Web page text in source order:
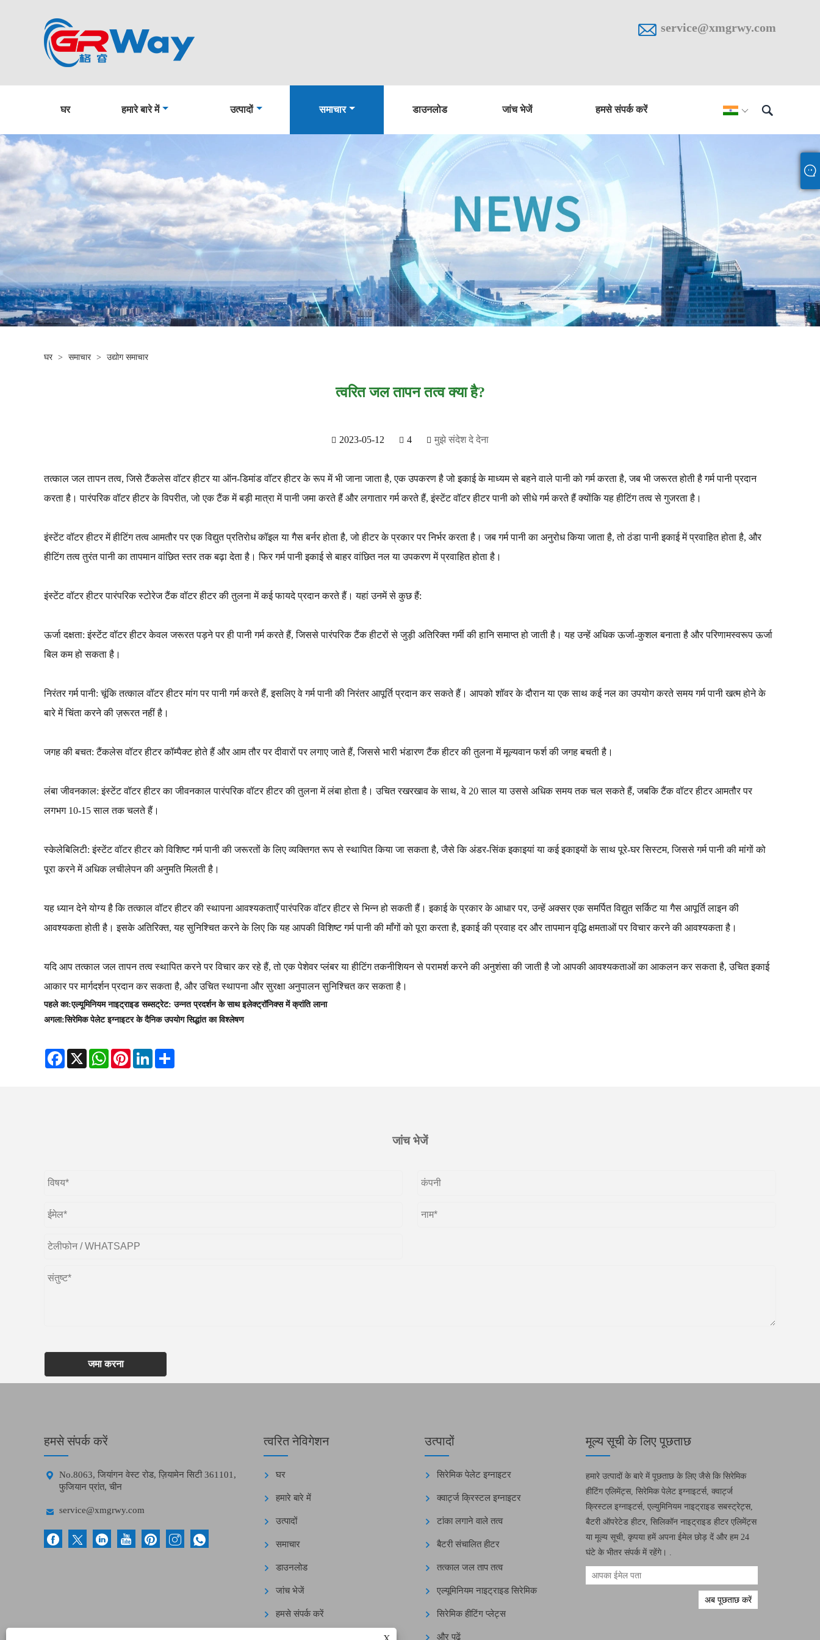
 service@xmgrwy.com
 
घर हमारे बारे में उत्पादों समाचार डाउनलोड जांच भेजें हमसे संपर्क करें
घर > समाचार > उद्योग समाचार
त्वरित जल तापन तत्व क्या है?
2023-05-12 4 मुझे संदेश दे देना
तत्काल जल तापन तत्व, जिसे टैंकलेस वॉटर हीटर या ऑन-डिमांड वॉटर हीटर के रूप में भी जाना जाता है, एक उपकरण है जो इकाई के माध्यम से बहने वाले पानी को गर्म करता है, जब भी जरूरत होती है गर्म पानी प्रदान
करता है। पारंपरिक वॉटर हीटर के विपरीत, जो एक टैंक में बड़ी मात्रा में पानी जमा करते हैं और लगातार गर्म करते हैं, इंस्टेंट वॉटर हीटर पानी को सीधे गर्म करते हैं क्योंकि यह हीटिंग तत्व से गुजरता है।
इंस्टेंट वॉटर हीटर में हीटिंग तत्व आमतौर पर एक विद्युत प्रतिरोध कॉइल या गैस बर्नर होता है, जो हीटर के प्रकार पर निर्भर करता है। जब गर्म पानी का अनुरोध किया जाता है, तो ठंडा पानी इकाई में प्रवाहित होता है, और
हीटिंग तत्व तुरंत पानी का तापमान वांछित स्तर तक बढ़ा देता है। फिर गर्म पानी इकाई से बाहर वांछित नल या उपकरण में प्रवाहित होता है।
इंस्टेंट वॉटर हीटर पारंपरिक स्टोरेज टैंक वॉटर हीटर की तुलना में कई फायदे प्रदान करते हैं। यहां उनमें से कुछ हैं:
ऊर्जा दक्षता: इंस्टेंट वॉटर हीटर केवल जरूरत पड़ने पर ही पानी गर्म करते हैं, जिससे पारंपरिक टैंक हीटरों से जुड़ी अतिरिक्त गर्मी की हानि समाप्त हो जाती है। यह उन्हें अधिक ऊर्जा-कुशल बनाता है और परिणामस्वरूप ऊर्जा
बिल कम हो सकता है।
निरंतर गर्म पानी: चूंकि तत्काल वॉटर हीटर मांग पर पानी गर्म करते हैं, इसलिए वे गर्म पानी की निरंतर आपूर्ति प्रदान कर सकते हैं। आपको शॉवर के दौरान या एक साथ कई नल का उपयोग करते समय गर्म पानी खत्म होने के
बारे में चिंता करने की ज़रूरत नहीं है।
जगह की बचत: टैंकलेस वॉटर हीटर कॉम्पैक्ट होते हैं और आम तौर पर दीवारों पर लगाए जाते हैं, जिससे भारी भंडारण टैंक हीटर की तुलना में मूल्यवान फर्श की जगह बचती है।
लंबा जीवनकाल: इंस्टेंट वॉटर हीटर का जीवनकाल पारंपरिक वॉटर हीटर की तुलना में लंबा होता है। उचित रखरखाव के साथ, वे 20 साल या उससे अधिक समय तक चल सकते हैं, जबकि टैंक वॉटर हीटर आमतौर पर
लगभग 10-15 साल तक चलते हैं।
स्केलेबिलिटी: इंस्टेंट वॉटर हीटर को विशिष्ट गर्म पानी की जरूरतों के लिए व्यक्तिगत रूप से स्थापित किया जा सकता है, जैसे कि अंडर-सिंक इकाइयां या कई इकाइयों के साथ पूरे-घर सिस्टम, जिससे गर्म पानी की मांगों को
पूरा करने में अधिक लचीलेपन की अनुमति मिलती है।
यह ध्यान देने योग्य है कि तत्काल वॉटर हीटर की स्थापना आवश्यकताएँ पारंपरिक वॉटर हीटर से भिन्न हो सकती हैं। इकाई के प्रकार के आधार पर, उन्हें अक्सर एक समर्पित विद्युत सर्किट या गैस आपूर्ति लाइन की
आवश्यकता होती है। इसके अतिरिक्त, यह सुनिश्चित करने के लिए कि यह आपकी विशिष्ट गर्म पानी की माँगों को पूरा करता है, इकाई की प्रवाह दर और तापमान वृद्धि क्षमताओं पर विचार करने की आवश्यकता है।
यदि आप तत्काल जल तापन तत्व स्थापित करने पर विचार कर रहे हैं, तो एक पेशेवर प्लंबर या हीटिंग तकनीशियन से परामर्श करने की अनुशंसा की जाती है जो आपकी आवश्यकताओं का आकलन कर सकता है, उचित इकाई
आकार पर मार्गदर्शन प्रदान कर सकता है, और उचित स्थापना और सुरक्षा अनुपालन सुनिश्चित कर सकता है।
पहले का:एल्यूमिनियम नाइट्राइड सब्सट्रेट: उन्नत प्रदर्शन के साथ इलेक्ट्रॉनिक्स में क्रांति लाना
अगला:सिरेमिक पेलेट इग्नाइटर के दैनिक उपयोग सिद्धांत का विश्लेषण
Facebook
X WhatsAppPinterestLinkedIn
जांच भेजें
जमा करना
हमसे संपर्क करें

No.8063, जियांगन वेस्ट रोड, ज़ियामेन सिटी 361101,
फुजियान प्रांत, चीन
 service@xmgrwy.com
त्वरित नेविगेशन
घर
हमारे बारे में
उत्पादों
समाचार
डाउनलोड
जांच भेजें
हमसे संपर्क करें
उत्पादों
सिरेमिक पेलेट इग्नाइटर
क्वार्ट्ज क्रिस्टल इग्नाइटर
टांका लगाने वाले तत्व
बैटरी संचालित हीटर
तत्काल जल ताप तत्व
एल्यूमिनियम नाइट्राइड सिरेमिक
सिरेमिक हीटिंग प्लेट्स
और पढ़ें
मूल्य सूची के लिए पूछताछ
हमारे उत्पादों के बारे में पूछताछ के लिए जैसे कि सिरेमिक
हीटिंग एलिमेंट्स, सिरेमिक पेलेट इग्नाइटर्स, क्वार्ट्ज
क्रिस्टल इग्नाइटर्स, एल्युमिनियम नाइट्राइड सबस्ट्रेट्स,
बैटरी ऑपरेटेड हीटर, सिलिकॉन नाइट्राइड हीटर एलिमेंट्स
या मूल्य सूची, कृपया हमें अपना ईमेल छोड़ दें और हम 24
घंटे के भीतर संपर्क में रहेंगे। .